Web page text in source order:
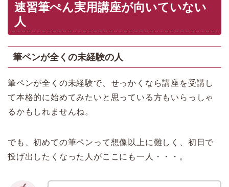
速習筆ぺん実用講座が向いていない
人
筆ペンが全くの未経験の人
筆ペンが全くの未経験で、せっかくなら講座を受講し
て本格的に始めてみたいと思っている方もいらっしゃ
るかもしれませんね。
でも、初めての筆ペンって想像以上に難しく、初日で
投げ出したくなった人がここにも一人・・・。